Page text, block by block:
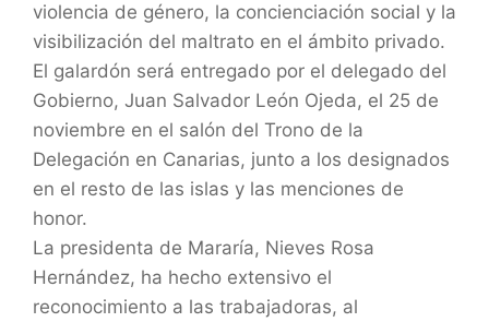
violencia de género, la concienciación social y la
visibilización del maltrato en el ámbito privado.
El galardón será entregado por el delegado del
Gobierno, Juan Salvador León Ojeda, el 25 de
noviembre en el salón del Trono de la
Delegación en Canarias, junto a los designados
en el resto de las islas y las menciones de
honor.
La presidenta de Mararía, Nieves Rosa
Hernández, ha hecho extensivo el
reconocimiento a las trabajadoras, al